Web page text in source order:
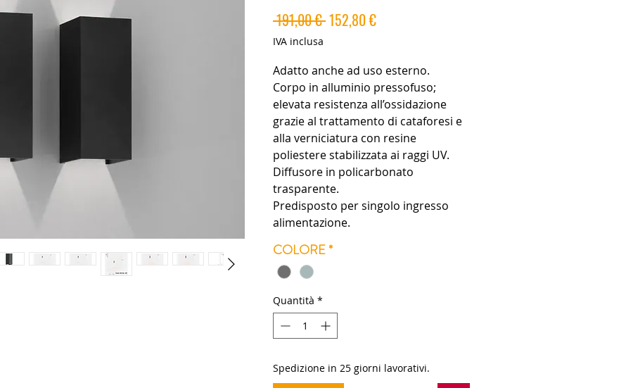
191,00 € Prezzo
152,80 €Prezzo
IVA inclusa
Adatto anche ad uso esterno.
Corpo in alluminio pressofuso;
elevata resistenza all’ossidazione
grazie al trattamento di cataforesi e
alla verniciatura con resine
poliestere stabilizzata ai raggi UV.
Diffusore in policarbonato
trasparente.
Predisposto per singolo ingresso
alimentazione.
90° regolabili tramite mascherine
sostituibili.
acciaio inox A4.
Dodo 100: LED a tensione di rete,
dimmerabile a taglio di fase.
COLORE*
Quantità *
Spedizione in 25 giorni lavorativi.